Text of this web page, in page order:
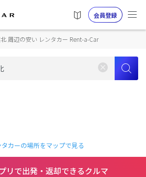
会員登録
周辺の安い レンタカー Rent-a-Car
タカーの場所をマップで見る
リで出発・返却できるクルマ